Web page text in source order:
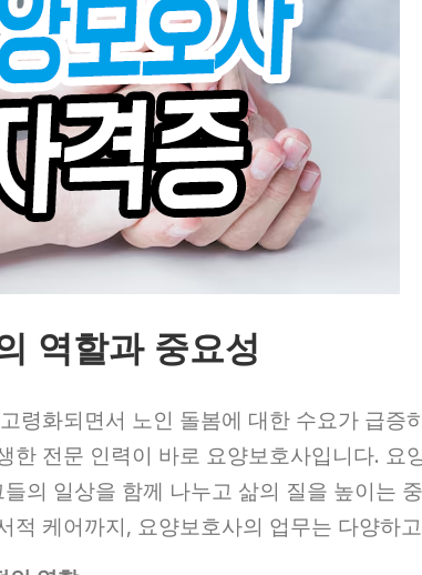
역할과 중요성
령화되면서 노인 돌봄에 대한 수요가 급증
한 전문 인력이 바로 요양보호사입니다. 요
의 일상을 함께 나누고 삶의 질을 높이는
적 케어까지, 요양보호사의 업무는 다양하